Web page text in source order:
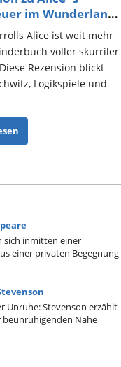
im Wunderland
Alice ist weit mehr
voller skurriler
Rezension blickt
Logikspiele und
sich inmitten einer
einer privaten Begegnung
Unruhe: Stevenson erzählt
Nähe